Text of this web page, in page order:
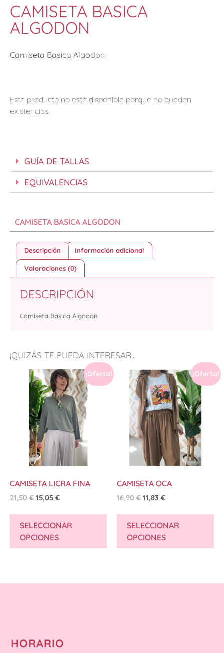
CAMISETA BASICA
ALGODON
Camiseta Basica Algodon
Este producto no está disponible porque no quedan
existencias.
GUÍA DE TALLAS
EQUIVALENCIAS
¡QUIZÁS TE PUEDA INTERESAR...
¡Oferta!
CAMISETA LICRA FINA
21,50€ 15,05 €
SELECCIONAR
OPCIONES
¡Oferta!
CAMISETA OCA
16,90€ 11,83 €
SELECCIONAR
OPCIONES
CAMISETA BASICA ALGODON
Descripción Información adicional
Valoraciones (0)
DESCRIPCIÓN
Camiseta Basica Algodon
HORARIO